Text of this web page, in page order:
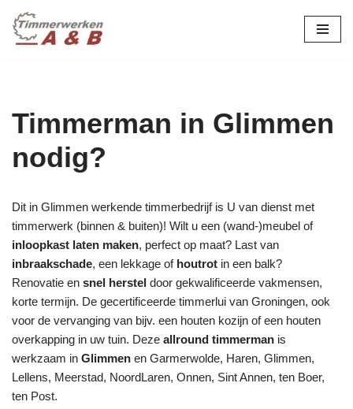
Ga
Timmerman in Glimmen
nodig?
Dit in Glimmen werkende timmerbedrijf is U van dienst met
timmerwerk (binnen & buiten)! Wilt u een (wand-)meubel of
inloopkast laten maken, perfect op maat? Last van
inbraakschade, een lekkage of houtrot in een balk?
Renovatie en snel herstel door gekwalificeerde vakmensen,
korte termijn. De gecertificeerde timmerlui van Groningen, ook
voor de vervanging van bijv. een houten kozijn of een houten
overkapping in uw tuin. Deze allround timmerman is
werkzaam in Glimmen en Garmerwolde, Haren, Glimmen,
Lellens, Meerstad, NoordLaren, Onnen, Sint Annen, ten Boer,
ten Post.